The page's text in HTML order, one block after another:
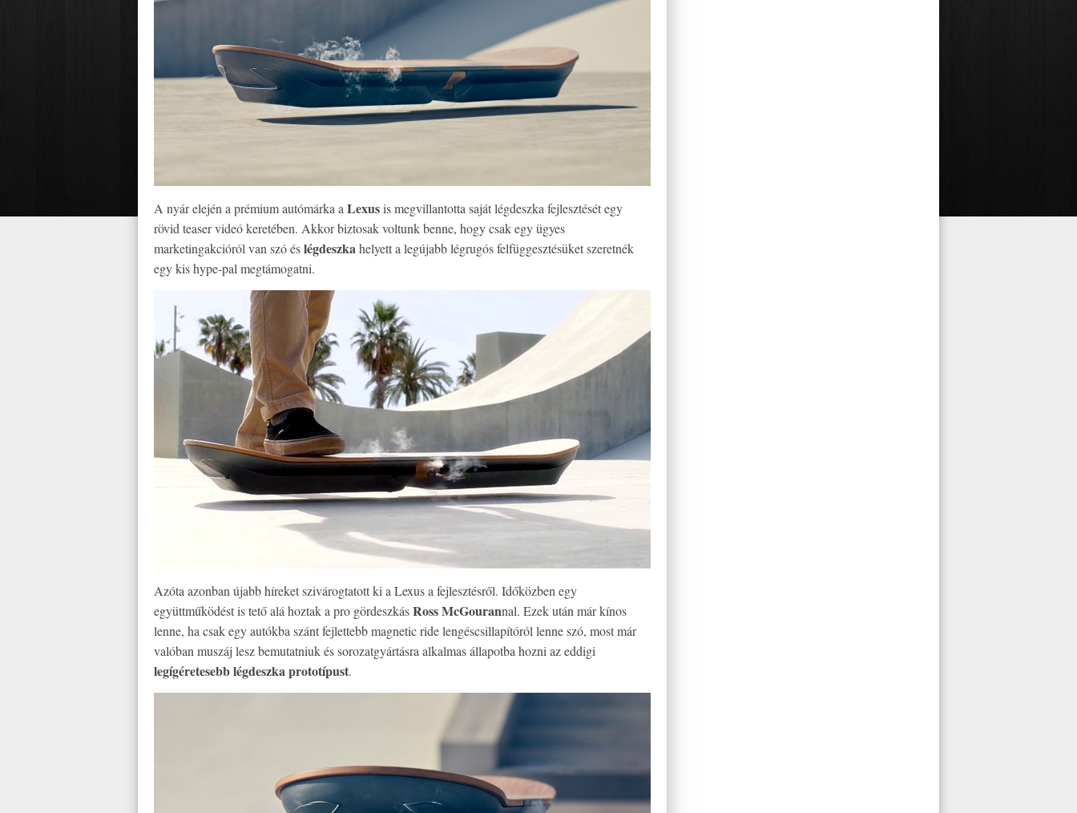
A nyár elején a prémium autómárka a Lexusis megvillantotta saját légdeszka fejlesztését egy
rövid teaser videó keretében. Akkor biztosak voltunk benne, hogy csak egy ügyes
marketingakcióról van szó éslégdeszka helyett a legújabb légrugós felfüggesztésüket szeretnék
egy kis hype-pal megtámogatni.
Azóta azonban újabb híreket szivárogtatott ki a Lexus a fejlesztésről. Időközben egy
együttműködést is tető alá hoztak a pro gördeszkásRoss McGourannal. Ezek után már kínos
lenne, ha csak egy autókba szánt fejlettebb magnetic ride lengéscsillapítóról lenne szó, most már
valóban muszáj lesz bemutatniuk és sorozatgyártásra alkalmas állapotba hozni az eddigi
legígéretesebb légdeszka prototípust.